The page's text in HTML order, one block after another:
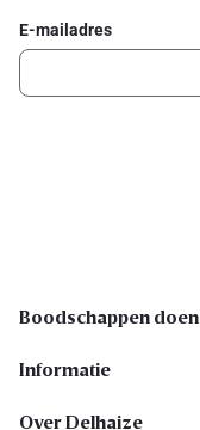
E-mailadres
Boodschappen doen
Informatie
Over Delhaize